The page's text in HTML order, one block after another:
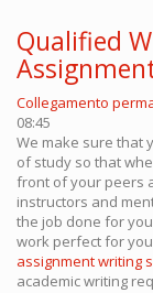
Qualified
Collegamento
08:45
We make sure that
of study so that
front of your peers
instructors and
the job done for
work perfect for
assignment writing
academic writing